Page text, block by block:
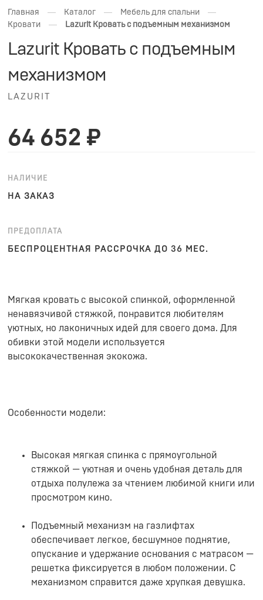
Главная — Каталог — Мебель для спальни —
Кровати — Lazurit Кровать с подъемным механизмом
Lazurit Кровать с подъемным
механизмом
LAZURIT
64 652 ₽
НАЛИЧИЕ
НА ЗАКАЗ
ПРЕДОПЛАТА
БЕСПРОЦЕНТНАЯ РАССРОЧКА ДО 36 МЕС.
Мягкая кровать с высокой спинкой, оформленной
ненавязчивой стяжкой, понравится любителям
уютных, но лаконичных идей для своего дома. Для
обивки этой модели используется
высококачественная экокожа.
Особенности модели:
Высокая мягкая спинка с прямоугольной
стяжкой — уютная и очень удобная деталь для
отдыха полулежа за чтением любимой книги или
просмотром кино.
Подъемный механизм на газлифтах
обеспечивает легкое, бесшумное поднятие,
опускание и удержание основания с матрасом —
решетка фиксируется в любом положении. С
механизмом справится даже хрупкая девушка.